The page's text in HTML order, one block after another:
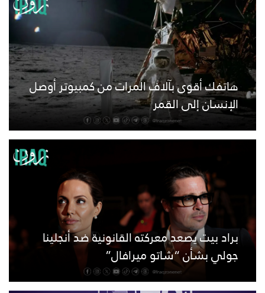
هاتفك أقوى بآلاف المرات من كمبيوتر أوصل
الإنسان إلى القمر
براد بيت يصعد معركته القانونية ضد أنجلينا
جولي بشأن “شاتو ميرافال”